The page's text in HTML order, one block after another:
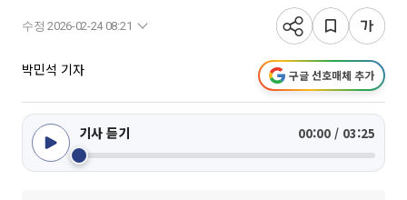
수정 2026-02-24 08:21
박민석 기자 구글 선호매체 추가
기사 듣기 00:00 / 03:25